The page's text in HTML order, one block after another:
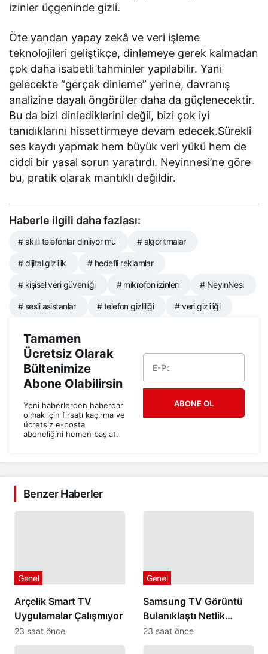
izinler üçgeninde gizli.
Öte yandan yapay zekâ ve veri işleme
teknolojileri geliştikçe, dinlemeye gerek kalmadan
çok daha isabetli tahminler yapılabilir. Yani
gelecekte “gerçek dinleme” yerine, davranış
analizine dayalı öngörüler daha da güçlenecektir.
Bu da bizi dinlediklerini değil, bizi çok iyi
tanıdıklarını hissettirmeye devam edecek.Sürekli
ses kaydı yapmak hem büyük veri yükü hem de
ciddi bir yasal sorun yaratırdı. Neyinnesi’ne göre
bu, pratik olarak mantıklı değildir.
Haberle ilgili daha fazlası:
# akıllı telefonlar dinliyor mu # algoritmalar
# dijital gizlilik # hedefli reklamlar
# kişisel veri güvenliği # mikrofon izinleri # NeyinNesi
# sesli asistanlar # telefon gizliliği # veri gizliliği
Tamamen
Ücretsiz Olarak
Bültenimize
Abone Olabilirsin
Yeni haberlerden haberdar
olmak için fırsatı kaçırma ve
ücretsiz e-posta
aboneliğini hemen başlat.
ABONE OL
Benzer Haberler
Arçelik Smart TV
Uygulamalar Çalışmıyor
Genel
23 saat önce
Samsung TV Görüntü
Bulanıklaştı Netlik
Ayarları İşe Yaramıyorsa
Genel
23 saat önce